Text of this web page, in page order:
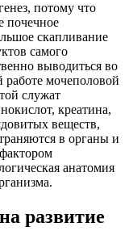
потому что
почечное
скапливание
самого
выводиться во
мочеполовой
служат
креатина,
веществ,
в органы и
анатомия
развитие